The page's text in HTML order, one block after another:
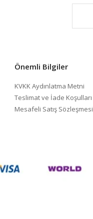
Önemli Bilgiler
KVKK Aydınlatma Metni
Teslimat ve İade Koşulları
Mesafeli Satış Sözleşmesi